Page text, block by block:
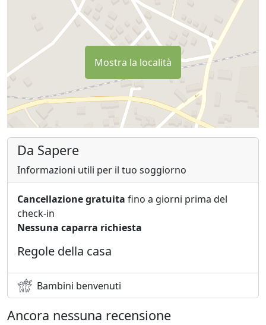
Mostra la località
Da Sapere
Informazioni utili per il tuo soggiorno
Cancellazione gratuita fino a giorni prima del
check-in
Nessuna caparra richiesta
Regole della casa
Bambini benvenuti
Ancora nessuna recensione